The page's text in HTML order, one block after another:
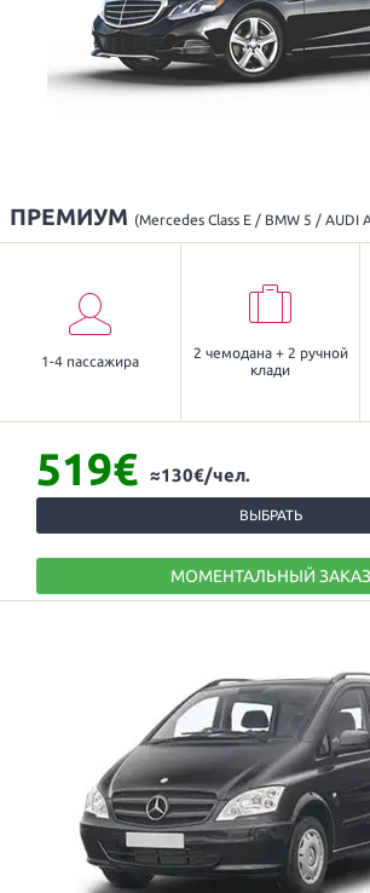
ПРЕМИУМ (Mercedes Class E / BMW 5 / AUDI
1-4 пассажира
2 чемодана + 2 ручной
клади
519€ ≈130€/чел.
ВЫБРАТЬ
МОМЕНТАЛЬНЫЙ ЗАКАЗ